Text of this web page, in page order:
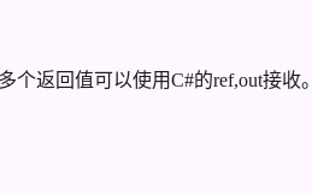
返回值可以使用C#的ref,out接收。